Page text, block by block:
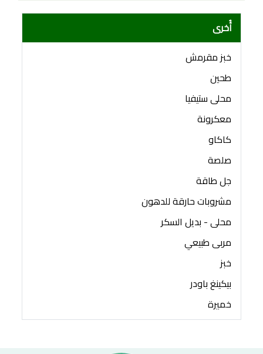
أُخرى
خبز مقرمش
طحين
محلى ستيفيا
معكرونة
كاكاو
صلصة
جل طاقة
مشروبات حارقة للدهون
محلى - بديل السكر
مربى طبيعي
خبز
بيكينغ باودر
خميرة